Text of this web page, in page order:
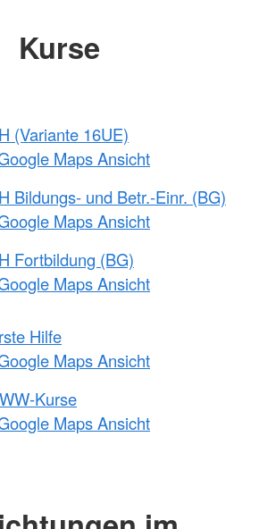
Kurse
(Variante 16UE)
Maps Ansicht
Bildungs- und Betr.-Einr. (BG)
Maps Ansicht
Fortbildung (BG)
Maps Ansicht
Hilfe
Maps Ansicht
Kurse
Maps Ansicht